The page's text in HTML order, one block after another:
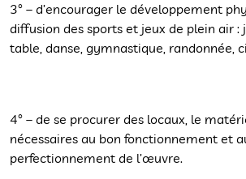
3° – d’encourager le développement
diffusion des sports et jeux de plein air :
table, danse, gymnastique, randonnée,
4° – de se procurer des locaux, le
nécessaires au bon fonctionnement et
perfectionnement de l’œuvre.